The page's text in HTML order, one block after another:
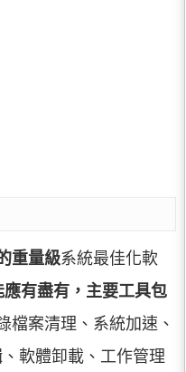
重量級系統最佳化軟
有盡有，主要工具包
檔案清理、系統加速、
軟體卸載、工作管理